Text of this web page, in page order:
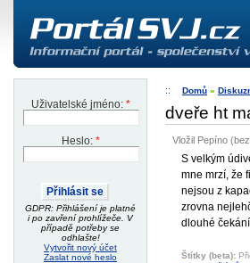
Uživatelské jméno: *
Heslo: *
GDPR: Přihlášení je platné
i po zavření prohlížeče. V
případě potřeby se
odhlašte!
Vytvořit nový účet
Zaslat nové heslo
Domů »
dveře ht
Vložil Pepíno
S velkým
mne mrzí, že
nejsou z
zrovna
dlouhé
Štítky (beta):